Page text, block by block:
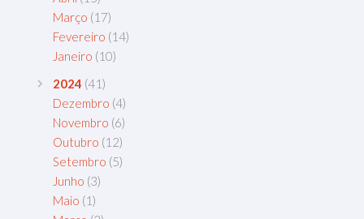
Março (17)
Fevereiro (14)
Janeiro (10)
2024 (41)
Dezembro (4)
Novembro (6)
Outubro (12)
Setembro (5)
Junho (3)
Maio (1)